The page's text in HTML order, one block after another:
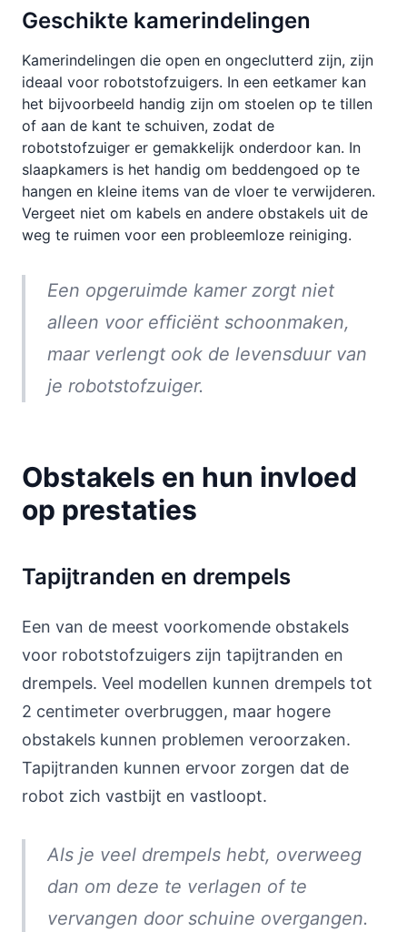
Geschikte kamerindelingen
Kamerindelingen die open en ongeclutterd zijn, zijn
ideaal voor robotstofzuigers. In een eetkamer kan
het bijvoorbeeld handig zijn om stoelen op te tillen
of aan de kant te schuiven, zodat de
robotstofzuiger er gemakkelijk onderdoor kan. In
slaapkamers is het handig om beddengoed op te
hangen en kleine items van de vloer te verwijderen.
Vergeet niet om kabels en andere obstakels uit de
weg te ruimen voor een probleemloze reiniging.
Een opgeruimde kamer zorgt niet
alleen voor efficiënt schoonmaken,
maar verlengt ook de levensduur van
je robotstofzuiger.
Obstakels en hun invloed
op prestaties
Tapijtranden en drempels
Een van de meest voorkomende obstakels
voor robotstofzuigers zijn tapijtranden en
drempels. Veel modellen kunnen drempels tot
2 centimeter overbruggen, maar hogere
obstakels kunnen problemen veroorzaken.
Tapijtranden kunnen ervoor zorgen dat de
robot zich vastbijt en vastloopt.
Als je veel drempels hebt, overweeg
dan om deze te verlagen of te
vervangen door schuine overgangen.